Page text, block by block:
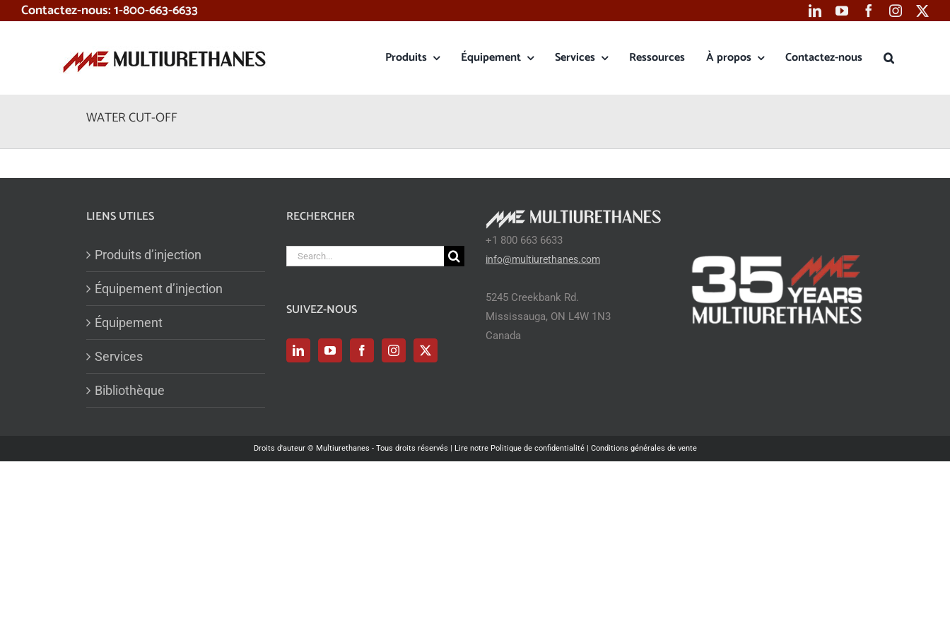
SkipContactez-nous: 1-800-663-6633
Produits Équipement Services Ressources À propos Contactez-nous
WATER CUT-OFF
LIENS UTILES
Produits d’injection
Équipement d’injection
Équipement
Services
Bibliothèque
RECHERCHER
Search
SUIVEZ-NOUS
+1 800 663 6633
info@multiurethanes.com
5245 Creekbank Rd.
Mississauga, ON L4W 1N3
Canada
Droits d'auteur © Multiurethanes - Tous droits réservés | Lire notre Politique de confidentialité | Conditions générales de vente